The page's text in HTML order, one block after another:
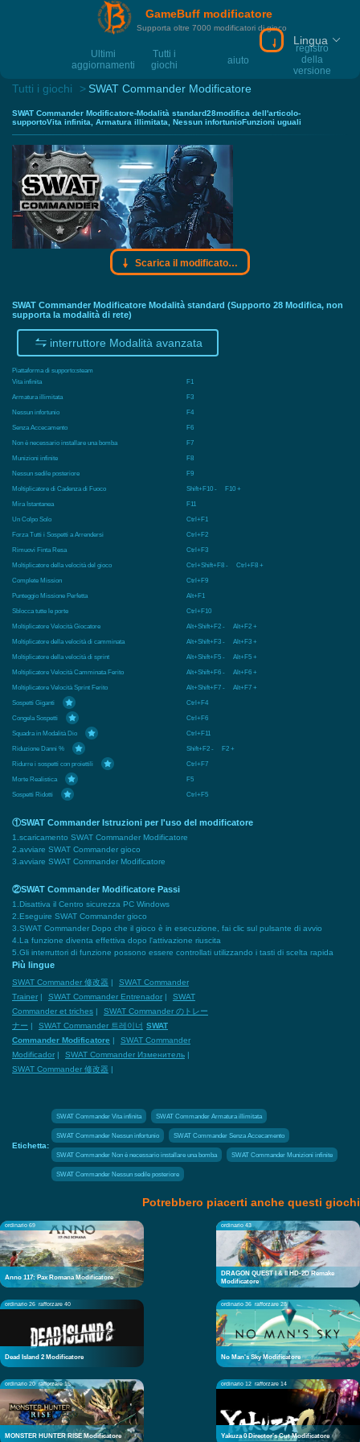
GameBuff modificatore
Supporta oltre 7000 modificatori di gioco
Ultimi
aggiornamenti
Tutti i
giochi
aiuto
registro
della
versione
Scarica il
Lingua
Tutti i giochi SWAT Commander Modificatore
SWAT Commander Modificatore-Modalità standard28modifica dell'articolo-
supportoVita infinita, Armatura illimitata, Nessun infortunioFunzioni uguali
Scarica il modificatore Gamebuff
SWAT Commander Modificatore Modalità standard (Supporto 28 Modifica, non
supporta la modalità di rete)
interruttore Modalità avanzata
Piattaforma di supporto:steam
Vita infinita
F1
Armatura illimitata
F3
Nessun infortunio
F4
Senza Accecamento
F6
Non è necessario installare una bomba
F7
Munizioni infinite
F8
Nessun sedile posteriore
F9
Moltiplicatore di Cadenza di Fuoco
Shift+F10 - F10 +
Mira Istantanea
F11
Un Colpo Solo
Ctrl+F1
Forza Tutti i Sospetti a Arrendersi
Ctrl+F2
Rimuovi Finta Resa
Ctrl+F3
Moltiplicatore della velocità del gioco
Ctrl+Shift+F8 - Ctrl+F8 +
Complete Mission
Ctrl+F9
Punteggio Missione Perfetta
Alt+F1
Sblocca tutte le porte
Ctrl+F10
Moltiplicatore Velocità Giocatore
Alt+Shift+F2 - Alt+F2 +
Moltiplicatore della velocità di camminata
Alt+Shift+F3 - Alt+F3 +
Moltiplicatore della velocità di sprint
Alt+Shift+F5 - Alt+F5 +
Moltiplicatore Velocità Camminata Ferito
Alt+Shift+F6 - Alt+F6 +
Moltiplicatore Velocità Sprint Ferito
Alt+Shift+F7 - Alt+F7 +
Sospetti Giganti
Ctrl+F4
Congela Sospetti
Ctrl+F6
Squadra in Modalità Dio
Ctrl+F11
Riduzione Danni %
Shift+F2 - F2 +
Ridurre i sospetti con proiettili
Ctrl+F7
Morte Realistica
F5
Sospetti Ridotti
Ctrl+F5
①SWAT Commander Istruzioni per l'uso del modificatore
1.scaricamento SWAT Commander Modificatore
2.avviare SWAT Commander gioco
3.avviare SWAT Commander Modificatore
②SWAT Commander Modificatore Passi
1.Disattiva il Centro sicurezza PC Windows
2.Eseguire SWAT Commander gioco
3.SWAT Commander Dopo che il gioco è in esecuzione, fai clic sul pulsante di avvio
4.La funzione diventa effettiva dopo l'attivazione riuscita
5.Gli interruttori di funzione possono essere controllati utilizzando i tasti di scelta rapida
Più lingue
SWAT Commander 修改器 |
SWAT Commander
Trainer | SWAT Commander Entrenador |
SWAT
Commander et triches |
SWAT Commander のトレー
ナー | SWAT Commander 트레이너 SWAT
Commander Modificatore |
SWAT Commander
Modificador | SWAT Commander Изменитель |
SWAT Commander 修改器 |
Etichetta:
SWAT Commander Vita infinita SWAT Commander Armatura illimitata
SWAT Commander Nessun infortunio SWAT Commander Senza Accecamento
SWAT Commander Non è necessario installare una bomba SWAT Commander Munizioni infinite
SWAT Commander Nessun sedile posteriore
Potrebbero piacerti anche questi giochi
ordinario 69
Anno 117: Pax Romana Modificatore
ordinario 43
DRAGON QUEST I & II HD-2D Remake
Modificatore
ordinario 26 rafforzare 40
Dead Island 2 Modificatore
ordinario 36 rafforzare 28
No Man's Sky Modificatore
ordinario 20 rafforzare 15
MONSTER HUNTER RISE Modificatore
ordinario 12 rafforzare 14
Yakuza 0 Director's Cut Modificatore